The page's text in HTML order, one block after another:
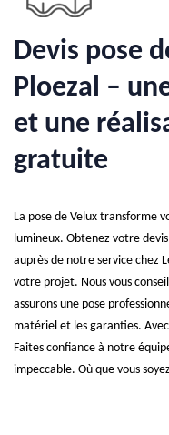
Devis pose
Ploezal –
et une
gratuite
La pose de Velux transforme
lumineux. Obtenez votre
auprès de notre service chez
votre projet. Nous vous
assurons une pose
matériel et les garanties.
Faites confiance à notre
impeccable. Où que vous